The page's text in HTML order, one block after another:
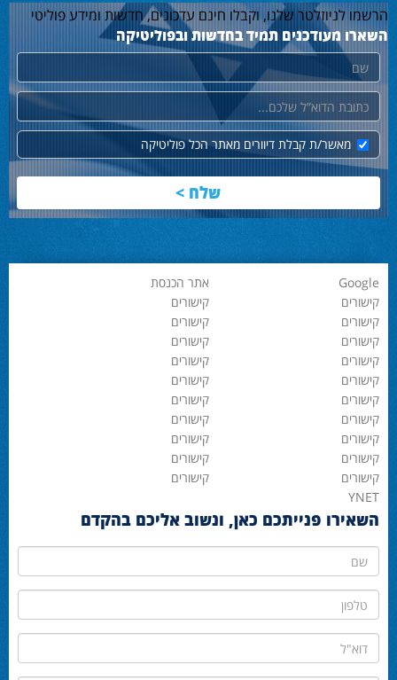
הרשמו לניוזלטר שלנו, וקבלו חינם עדכונים, חדשות ומידע פוליטי
השארו מעודכנים תמיד בחדשות ובפוליטיקה
שם
דוא"ל
מאשר/ת קבלת דיוורים מאתר הכל פוליטיקה
Google אתר הכנסת
YNET
קישורים קישורים
קישורים קישורים
קישורים קישורים
קישורים קישורים
קישורים קישורים
קישורים קישורים
קישורים קישורים
קישורים קישורים
קישורים קישורים
קישורים קישורים
השאירו פנייתכם כאן, ונשוב אליכם בהקדם
שם
טלפון
דוא"ל